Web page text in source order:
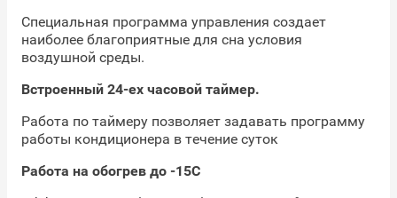
Специальная программа управления создает
наиболее благоприятные для сна условия
воздушной среды.
Встроенный 24-ех часовой таймер.
Работа по таймеру позволяет задавать программу
работы кондиционера в течение суток
Работа на обогрев до -15С